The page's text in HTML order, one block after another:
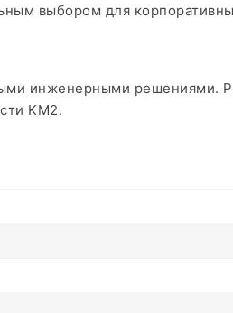
выбором для
инженерными решениями.
KM2.